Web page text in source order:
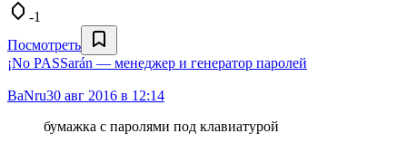
-1
Посмотреть
¡No PASSarán — менеджер и генератор паролей
BaNru30 авг 2016 в 12:14
бумажка с паролями под клавиатурой